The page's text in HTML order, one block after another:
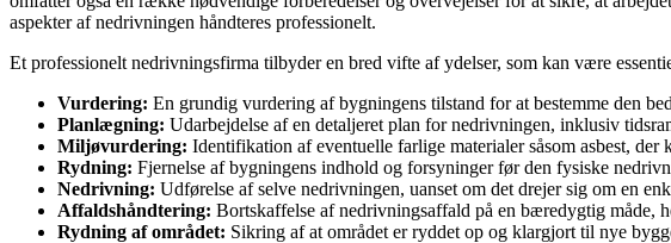
aspekter af nedrivningen håndteres professionelt.
Et professionelt nedrivningsfirma tilbyder en bred vifte af ydelser, som kan være
Vurdering: En grundig vurdering af bygningens tilstand for at bestemme den
Planlægning: Udarbejdelse af en detaljeret plan for nedrivningen, inklusiv
Miljøvurdering: Identifikation af eventuelle farlige materialer såsom asbest,
Rydning: Fjernelse af bygningens indhold og forsyninger før den fysiske
Nedrivning: Udførelse af selve nedrivningen, uanset om det drejer sig om en
Affaldshåndtering: Bortskaffelse af nedrivningsaffald på en bæredygtig måde,
Rydning af området: Sikring af at området er ryddet op og klargjort til nye